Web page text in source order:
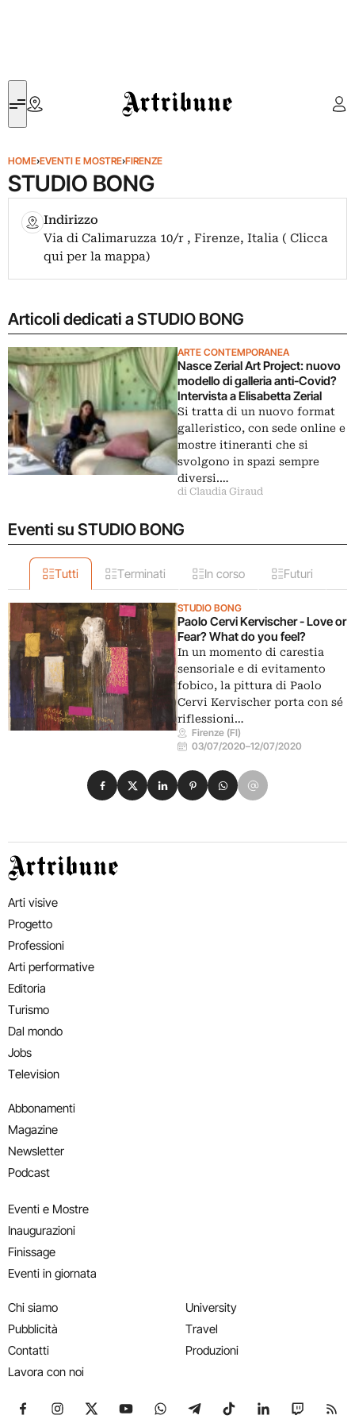
Artribune
HOME›EVENTI E MOSTRE›FIRENZE
STUDIO BONG
Indirizzo
Via di Calimaruzza 10/r , Firenze, Italia ( Clicca
qui per la mappa)
Articoli dedicati a STUDIO BONG
ARTE CONTEMPORANEA
Nasce Zerial Art Project: nuovo
modello di galleria anti-Covid?
Intervista a Elisabetta Zerial
Si tratta di un nuovo format
galleristico, con sede online e
mostre itineranti che si
svolgono in spazi sempre
diversi.…
di Claudia Giraud
Eventi su STUDIO BONG
Tutti Terminati In corso Futuri
STUDIO BONG
Paolo Cervi Kervischer - Love or
Fear? What do you feel?
In un momento di carestia
sensoriale e di evitamento
fobico, la pittura di Paolo
Cervi Kervischer porta con sé
riflessioni…
Firenze (FI)
03/07/2020–12/07/2020
Condividi su Facebook
Condividi su X
Condividi su LinkedIn
Condividi su Pinterest
Condividi su WhatsApp
Condividi su Email
Artribune
Arti visive
Progetto
Professioni
Arti performative
Editoria
Turismo
Dal mondo
Jobs
Television
Abbonamenti
Magazine
Newsletter
Podcast
Eventi e Mostre
Inaugurazioni
Finissage
Eventi in giornata
Chi siamo
Pubblicità
Contatti
Lavora con noi
University
Travel
Produzioni
Seguici su Facebook
Seguici su Instagram
Seguici su X
Seguici su YouTube
Seguici su WhatsApp
Seguici su Telegram
Seguici su TikTok
Seguici su
Seguici